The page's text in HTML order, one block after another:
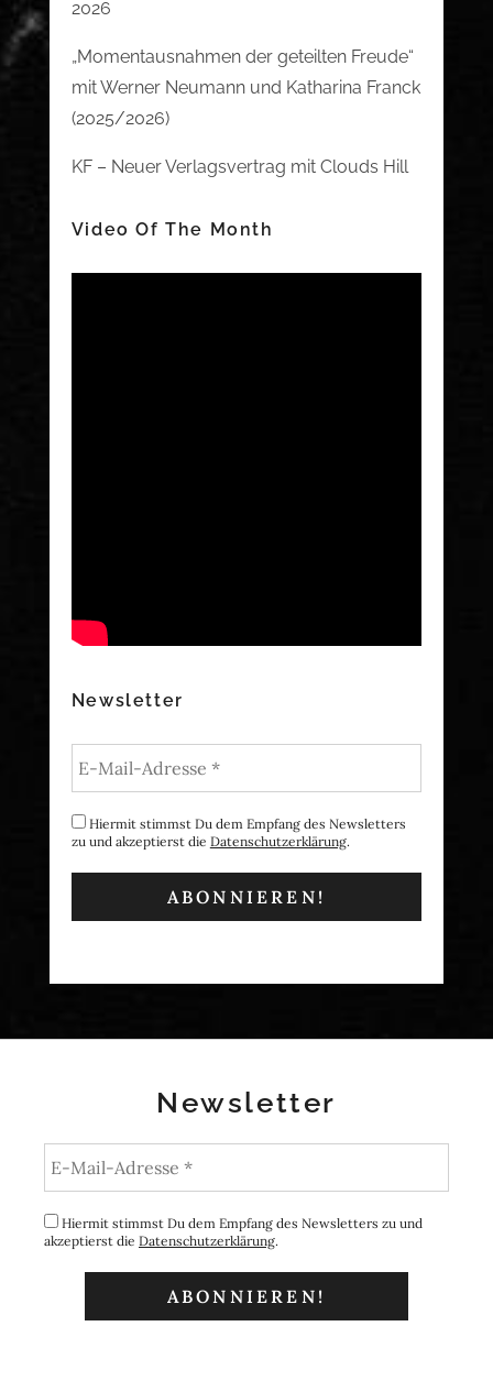
2026
„Momentausnahmen der geteilten Freude“
mit Werner Neumann und Katharina Franck
(2025/2026)
KF – Neuer Verlagsvertrag mit Clouds Hill
Video Of The Month
Newsletter
Hiermit stimmst Du dem Empfang des Newsletters
zu und akzeptierst die Datenschutzerklärung.
Newsletter
Hiermit stimmst Du dem Empfang des Newsletters zu und
akzeptierst die Datenschutzerklärung.